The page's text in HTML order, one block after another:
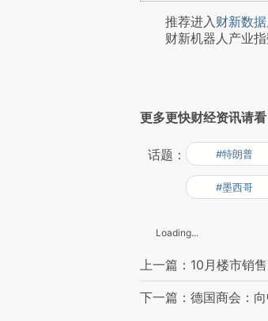
推荐进入财新数
财新机器人产业指
更多更快财经资讯请看
话题： #特朗普
#墨西哥
Loading...
上一篇：10月楼市销
下一篇：德国商会：